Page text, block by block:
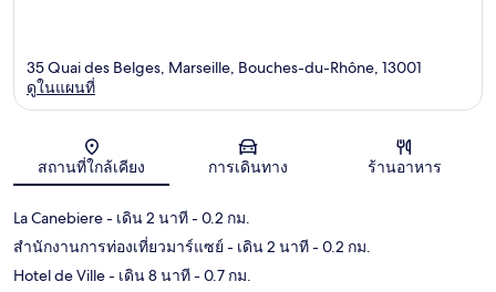
แผนที่
35 Quai des Belges, Marseille, Bouches-du-Rhône, 13001
ดูในแผนที่
สถานที่ใกล้เคียง การเดินทาง ร้านอาหาร
La Canebiere- เดิน 2 นาที- 0.2 กม.
สำนักงานการท่องเที่ยวมาร์แซย์ - เดิน 2 นาที- 0.2 กม.
Hotel de Ville- เดิน 8 นาที- 0.7 กม.